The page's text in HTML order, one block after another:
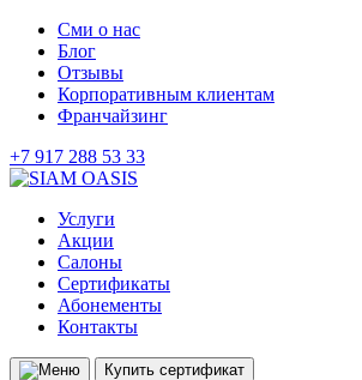
Сми о нас
Блог
Отзывы
Корпоративным клиентам
Франчайзинг
+7 917 288 53 33
Услуги
Акции
Салоны
Сертификаты
Абонементы
Контакты
Купить сертификат